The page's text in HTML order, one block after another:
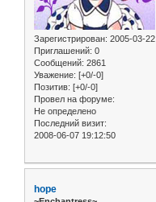
Зарегистрирован: 2005-03-22
Приглашений: 0
Сообщений: 2861
Уважение: [+0/-0]
Позитив: [+0/-0]
Провел на форуме:
Не определено
Последний визит:
2008-06-07 19:12:50
hope